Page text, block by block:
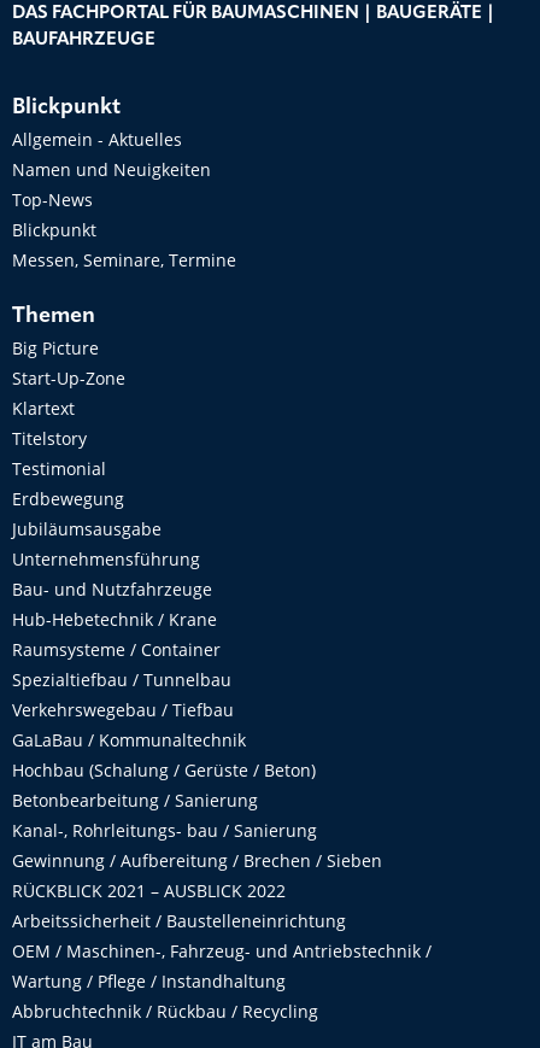
DAS FACHPORTAL FÜR BAUMASCHINEN | BAUGERÄTE |
BAUFAHRZEUGE
Blickpunkt
Allgemein - Aktuelles
Namen und Neuigkeiten
Top-News
Blickpunkt
Messen, Seminare, Termine
Themen
Big Picture
Start-Up-Zone
Klartext
Titelstory
Testimonial
Erdbewegung
Jubiläumsausgabe
Unternehmensführung
Bau- und Nutzfahrzeuge
Hub-Hebetechnik / Krane
Raumsysteme / Container
Spezialtiefbau / Tunnelbau
Verkehrswegebau / Tiefbau
GaLaBau / Kommunaltechnik
Hochbau (Schalung / Gerüste / Beton)
Betonbearbeitung / Sanierung
Kanal-, Rohrleitungs- bau / Sanierung
Gewinnung / Aufbereitung / Brechen / Sieben
RÜCKBLICK 2021 – AUSBLICK 2022
Arbeitssicherheit / Baustelleneinrichtung
OEM / Maschinen-, Fahrzeug- und Antriebstechnik /
Wartung / Pflege / Instandhaltung
Abbruchtechnik / Rückbau / Recycling
IT am Bau